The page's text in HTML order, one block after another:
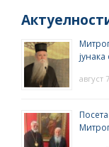
август